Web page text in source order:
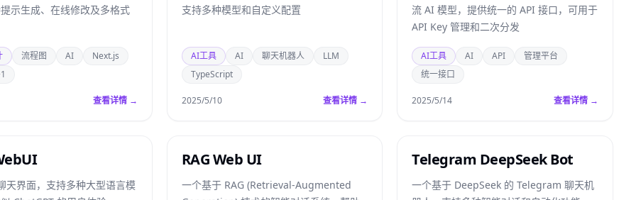
示生成、在线修改及多格式
流程图 AI
Next.js
查看详情 →
支持多种模型和自定义配置
AI工具 AI 聊天机器人
LLM
TypeScript
2025/5/10 查看详情 →
流 AI 模型，提供统一的 API 接口，可用于
API Key 管理和二次分发
AI工具 AI API
管理平台
统一接口
2025/5/14 查看详情 →
天界面，支持多种大型语言模
RAG Web UI
一个基于 RAG (Retrieval-Augmented
Telegram DeepSeek Bot
一个基于 DeepSeek 的 Telegram 聊天机